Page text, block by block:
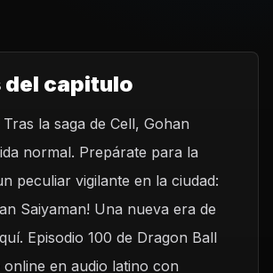
del capitulo
Tras la saga de Cell, Gohan
normal. Prepárate para la
peculiar vigilante en la ciudad:
Saiyaman! Una nueva era de
Episodio 100 de Dragon Ball
online en audio latino con